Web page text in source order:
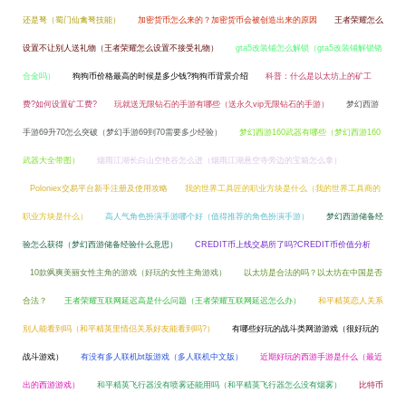
还是弩（蜀门仙禽弩技能） 加密货币怎么来的？加密货币会被创造出来的原因 王者荣耀怎么
设置不让别人送礼物（王者荣耀怎么设置不接受礼物） gta5改装铺怎么解锁（gta5改装铺解锁铬
合金吗） 狗狗币价格最高的时候是多少钱?狗狗币背景介绍 科普：什么是以太坊上的矿工
费?如何设置矿工费? 玩就送无限钻石的手游有哪些（送永久vip无限钻石的手游） 梦幻西游
手游69升70怎么突破（梦幻手游69到70需要多少经验） 梦幻西游160武器有哪些（梦幻西游160
武器大全带图） 烟雨江湖长白山空绝谷怎么进（烟雨江湖悬空寺旁边的宝箱怎么拿）
Poloniex交易平台新手注册及使用攻略 我的世界工具匠的职业方块是什么（我的世界工具商的
职业方块是什么） 高人气角色扮演手游哪个好（值得推荐的角色扮演手游） 梦幻西游储备经
验怎么获得（梦幻西游储备经验什么意思） CREDIT币上线交易所了吗?CREDIT币价值分析
10款飒爽美丽女性主角的游戏（好玩的女性主角游戏） 以太坊是合法的吗？以太坊在中国是否
合法？ 王者荣耀互联网延迟高是什么问题（王者荣耀互联网延迟怎么办） 和平精英恋人关系
别人能看到吗（和平精英里情侣关系好友能看到吗?） 有哪些好玩的战斗类网游游戏（很好玩的
战斗游戏） 有没有多人联机bt版游戏（多人联机中文版） 近期好玩的西游手游是什么（最近
出的西游游戏） 和平精英飞行器没有喷雾还能用吗（和平精英飞行器怎么没有烟雾） 比特币